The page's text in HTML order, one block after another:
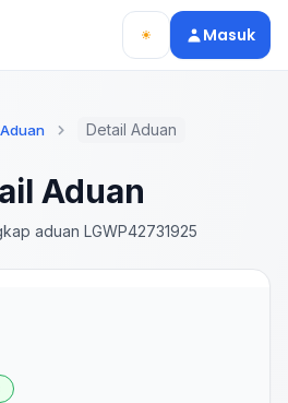
Masuk
Detail Aduan
Aduan
aduan LGWP42731925